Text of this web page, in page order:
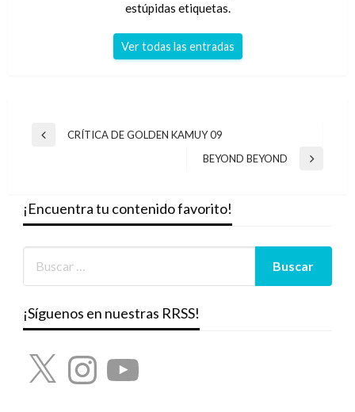
estúpidas etiquetas.
Ver todas las entradas
Navegación
Entrada
CRÍTICA DE GOLDEN KAMUY 09
Entrada
BEYOND BEYOND
¡Encuentra tu contenido favorito!
¡Síguenos en nuestras RRSS!
X InstagramYouTube